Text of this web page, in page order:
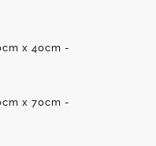
x 40cm -
x 70cm -